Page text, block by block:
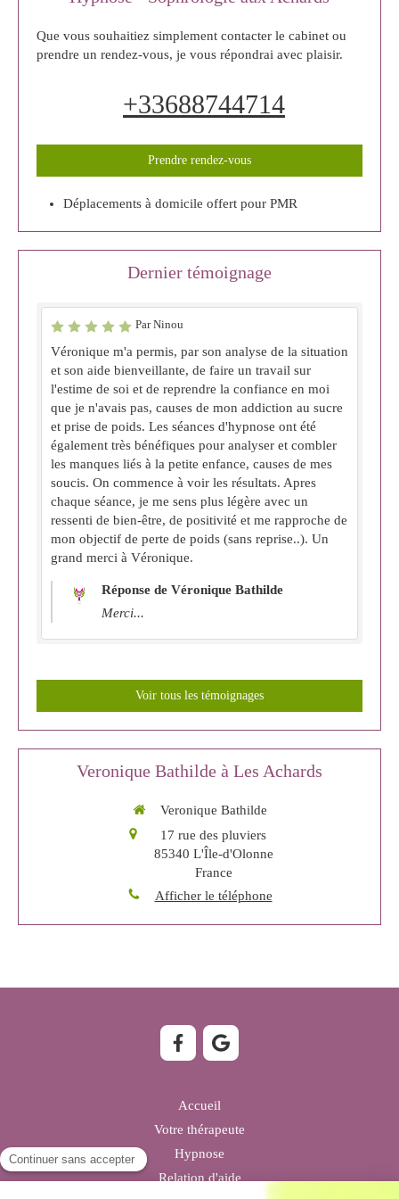
Que vous souhaitiez simplement contacter le cabinet ou
prendre un rendez-vous, je vous répondrai avec plaisir.
+33688744714
Prendre rendez-vous
Déplacements à domicile offert pour PMR
Dernier témoignage
Par Ninou
Véronique m'a permis, par son analyse de la situation
et son aide bienveillante, de faire un travail sur
l'estime de soi et de reprendre la confiance en moi
que je n'avais pas, causes de mon addiction au sucre
et prise de poids. Les séances d'hypnose ont été
également très bénéfiques pour analyser et combler
les manques liés à la petite enfance, causes de mes
soucis. On commence à voir les résultats. Apres
chaque séance, je me sens plus légère avec un
ressenti de bien-être, de positivité et me rapproche de
mon objectif de perte de poids (sans reprise..). Un
grand merci à Véronique.
Réponse de Véronique Bathilde
Merci...
Voir tous les témoignages
Veronique Bathilde à Les Achards
Veronique Bathilde
17 rue des pluviers
85340 L'Île-d'Olonne
France
Afficher le téléphone
Accueil
Votre thérapeute
Hypnose
Relation d'aide